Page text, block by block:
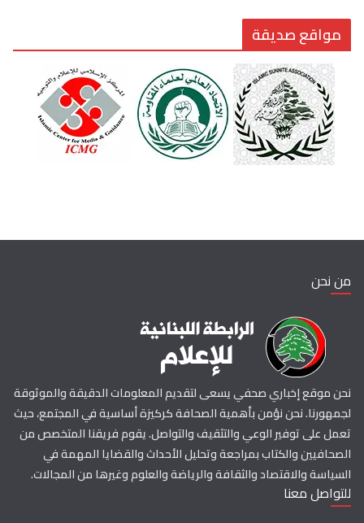
مواقع صديقة
من نحن
نحن موقع إخباري صحفي يسعى لتقديم المعلومات الدقيقة والموثوقة
لجمهورنا. نحن نؤمن بأهمية الصحافة كركيزة أساسية في المجتمع، حيث
تعمل على توفير الوعي والتثقيف والتواصل. يقوم فريقنا المتخصص من
الصحافيين والكتاب بمراجعة وتحليل الأحداث والقضايا المهمة في
السياسة والاقتصاد والثقافة والرياضة والعلوم وغيرها من المجالات.
للتواصل معنا